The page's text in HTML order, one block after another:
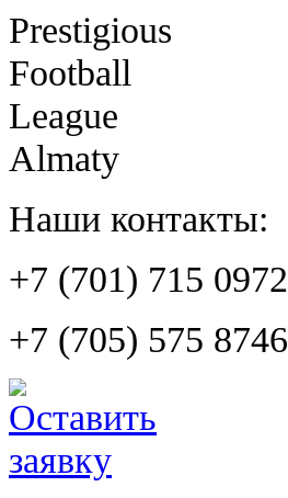
Prestigious
Football
League
Almaty
Наши контакты:
+7 (701) 715 0972
+7 (705) 575 8746